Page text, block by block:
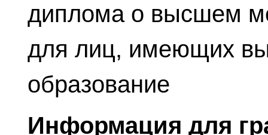
диплома о высшем
для лиц, имеющих
образование
Информация для